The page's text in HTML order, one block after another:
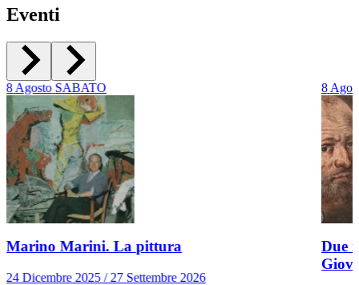
Eventi
8Agosto SABATO
Marino Marini. La pittura
24 Dicembre 2025 / 27 Settembre 2026
8
Due